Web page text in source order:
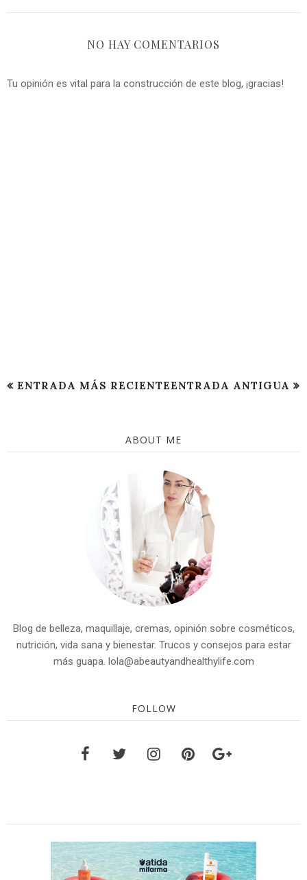
NO HAY COMENTARIOS
Tu opinión es vital para la construcción de este blog, ¡gracias!
ENTRADA MÁS RECIENTEENTRADA ANTIGUA
ABOUT ME
Blog de belleza, maquillaje, cremas, opinión sobre cosméticos,
nutrición, vida sana y bienestar. Trucos y consejos para estar
más guapa. lola@abeautyandhealthylife.com
FOLLOW